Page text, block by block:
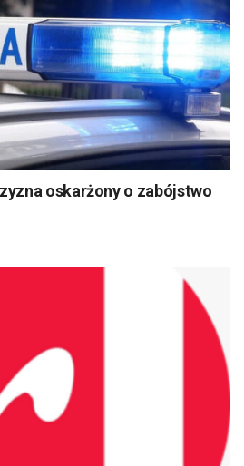
oskarżony o zabójstwo